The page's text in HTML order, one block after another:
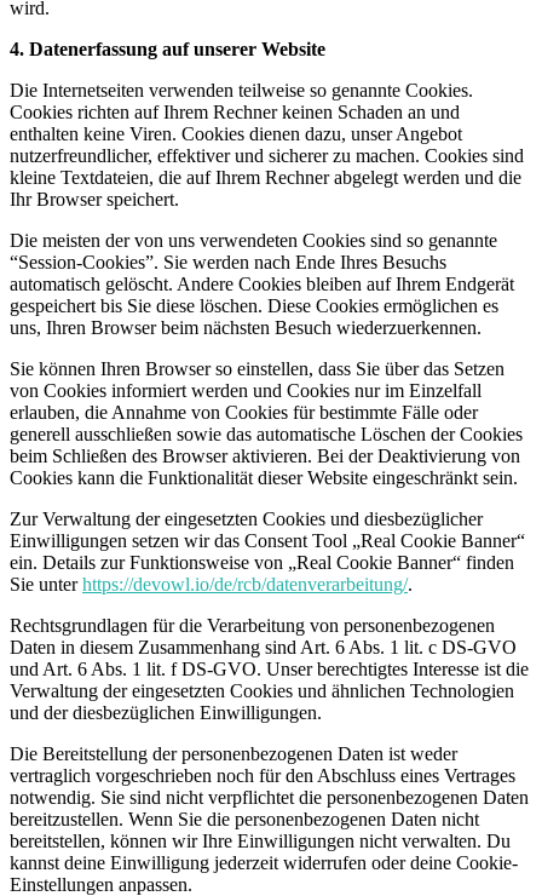
wird.
4. Datenerfassung auf unserer Website
Die Internetseiten verwenden teilweise so genannte Cookies.
Cookies richten auf Ihrem Rechner keinen Schaden an und
enthalten keine Viren. Cookies dienen dazu, unser Angebot
nutzerfreundlicher, effektiver und sicherer zu machen. Cookies sind
kleine Textdateien, die auf Ihrem Rechner abgelegt werden und die
Ihr Browser speichert.
Die meisten der von uns verwendeten Cookies sind so genannte
“Session-Cookies”. Sie werden nach Ende Ihres Besuchs
automatisch gelöscht. Andere Cookies bleiben auf Ihrem Endgerät
gespeichert bis Sie diese löschen. Diese Cookies ermöglichen es
uns, Ihren Browser beim nächsten Besuch wiederzuerkennen.
Sie können Ihren Browser so einstellen, dass Sie über das Setzen
von Cookies informiert werden und Cookies nur im Einzelfall
erlauben, die Annahme von Cookies für bestimmte Fälle oder
generell ausschließen sowie das automatische Löschen der Cookies
beim Schließen des Browser aktivieren. Bei der Deaktivierung von
Cookies kann die Funktionalität dieser Website eingeschränkt sein.
Zur Verwaltung der eingesetzten Cookies und diesbezüglicher
Einwilligungen setzen wir das Consent Tool „Real Cookie Banner“
ein. Details zur Funktionsweise von „Real Cookie Banner“ finden
Sie unterhttps://devowl.io/de/rcb/datenverarbeitung/.
Rechtsgrundlagen für die Verarbeitung von personenbezogenen
Daten in diesem Zusammenhang sind Art. 6 Abs. 1 lit. c DS-GVO
und Art. 6 Abs. 1 lit. f DS-GVO. Unser berechtigtes Interesse ist die
Verwaltung der eingesetzten Cookies und ähnlichen Technologien
und der diesbezüglichen Einwilligungen.
Die Bereitstellung der personenbezogenen Daten ist weder
vertraglich vorgeschrieben noch für den Abschluss eines Vertrages
notwendig. Sie sind nicht verpflichtet die personenbezogenen Daten
bereitzustellen. Wenn Sie die personenbezogenen Daten nicht
bereitstellen, können wir Ihre Einwilligungen nicht verwalten. Du
kannst deine Einwilligung jederzeit widerrufen oder deine Cookie-
Einstellungen anpassen.